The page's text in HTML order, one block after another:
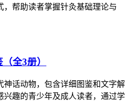
，帮助读者掌握针灸基础理论与
全3册）
神话动物，包含详细图鉴和文字解
兴趣的青少年及成人读者，通过学